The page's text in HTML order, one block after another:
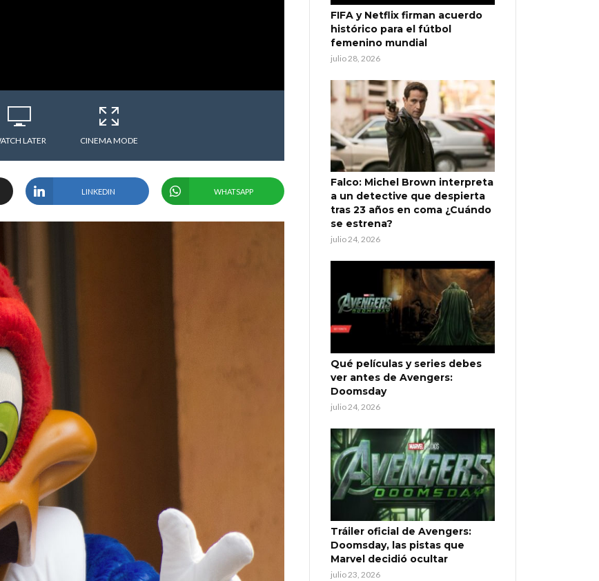
LATER CINEMA MODE
LINKEDIN WHATSAPP
FIFA y Netflix firman acuerdo
histórico para el fútbol
femenino mundial
julio 28, 2026
Falco: Michel Brown interpreta
a un detective que despierta
tras 23 años en coma ¿Cuándo
se estrena?
julio 24, 2026
Qué películas y series debes
ver antes de Avengers:
Doomsday
julio 24, 2026
Tráiler oficial de Avengers:
Doomsday, las pistas que
Marvel decidió ocultar
julio 23, 2026